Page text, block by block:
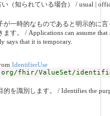
（知られている場合） / usual |
が一時的なものであると明示的に言
す。 / Applications can assume that
says that it is temporary.
IdentifierUse
fhir/ValueSet/
を識別します。 / Identifies the